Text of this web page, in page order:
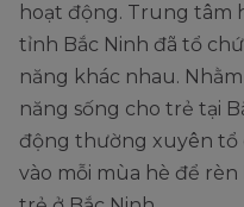
hoạt động. Trung tâm
tỉnh Bắc Ninh đã tổ
năng khác nhau.
năng sống cho trẻ tại
động thường xuyên tổ
vào mỗi mùa hè để